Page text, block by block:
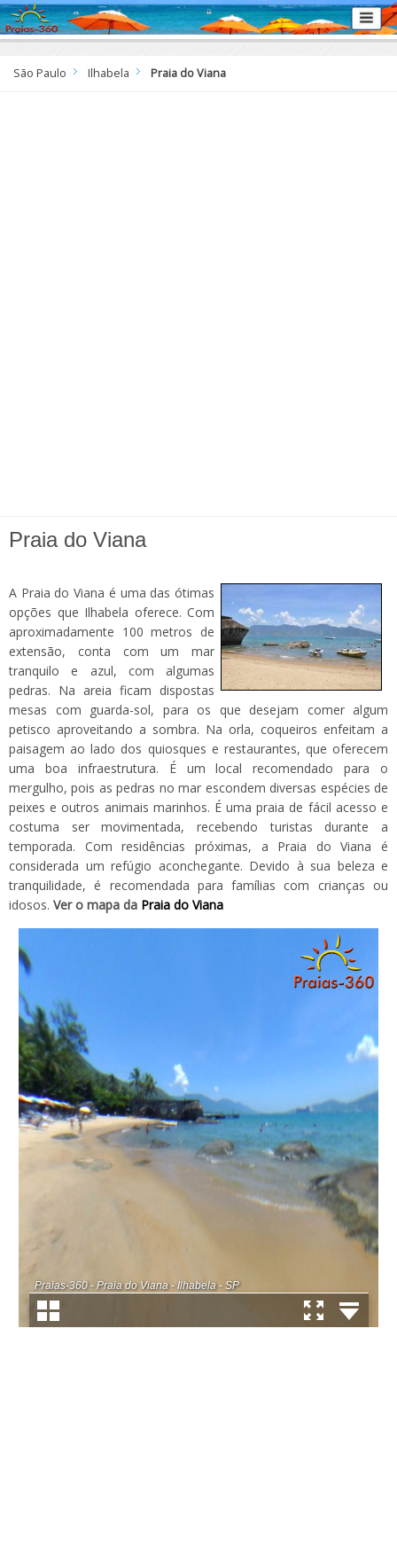
São Paulo Ilhabela Praia do Viana
Praia do Viana
A Praia do Viana é uma das ótimas
opções que Ilhabela oferece. Com
aproximadamente 100 metros de
extensão, conta com um mar
tranquilo e azul, com algumas
pedras. Na areia ficam dispostas
mesas com guarda-sol, para os que desejam comer algum
petisco aproveitando a sombra. Na orla, coqueiros enfeitam a
paisagem ao lado dos quiosques e restaurantes, que oferecem
uma boa infraestrutura. É um local recomendado para o
mergulho, pois as pedras no mar escondem diversas espécies de
peixes e outros animais marinhos. É uma praia de fácil acesso e
costuma ser movimentada, recebendo turistas durante a
temporada. Com residências próximas, a Praia do Viana é
considerada um refúgio aconchegante. Devido à sua beleza e
tranquilidade, é recomendada para famílias com crianças ou
idosos. Ver o mapa da Praia do Viana
Praias-360 - Praia do Viana - Ilhabela - SP